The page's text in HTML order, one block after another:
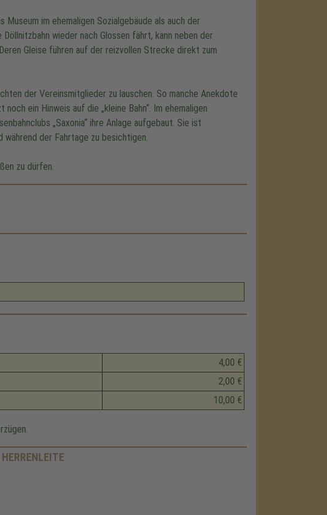
im ehemaligen Sozialgebäude als auch der
wieder nach Glossen fährt, kann neben der
Gleise führen auf der reizvollen Strecke direkt zum
der Vereinsmitglieder zu lauschen. So manche Anekdote
ein Hinweis auf die „kleine Bahn“. Im ehemaligen
„Saxonia“ ihre Anlage aufgebaut. Sie ist
während der Fahrtage zu besichtigen.
zu dürfen.
4,00 €
2,00 €
10,00 €